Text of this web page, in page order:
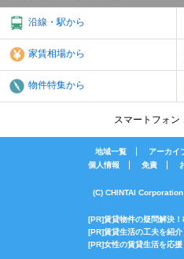
沿線・駅から
家賃相場から
物件特集から
スマートフォン
地域一覧 アーカイ
個人情報
免責
(C) CHINTAI
[PR]賃貸物件の疑問解決
[PR]賃貸生活の工夫を紹
[PR]女性の賃貸生活を応